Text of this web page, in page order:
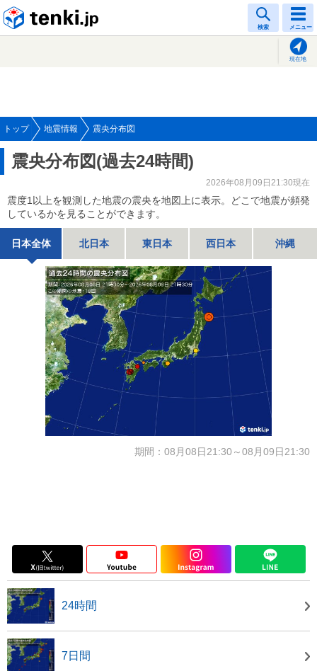
検索 メニュー
現在地
トップ 地震情報 震央分布図
震央分布図(過去24時間)
2026年08月09日21:30現在
震度1以上を観測した地震の震央を地図上に表示。どこで地震が頻発
しているかを見ることができます。
日本全体 北日本 東日本 西日本 沖縄
期間：08月08日21:30～08月09日21:30
24時間
7日間